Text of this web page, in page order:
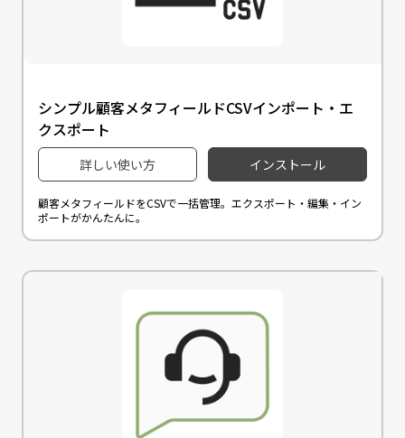
シンプル顧客メタフィールドCSVインポート・エ
クスポート
詳しい使い方 インストール
顧客メタフィールドをCSVで一括管理。エクスポート・編集・イン
ポートがかんたんに。